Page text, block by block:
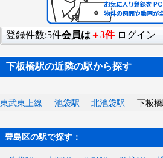
登録件数:5件会員は ＋3件 ログイン
下板橋駅の近隣の駅から探す
東武東上線 池袋駅 北池袋駅 下板
豊島区の駅で探す：